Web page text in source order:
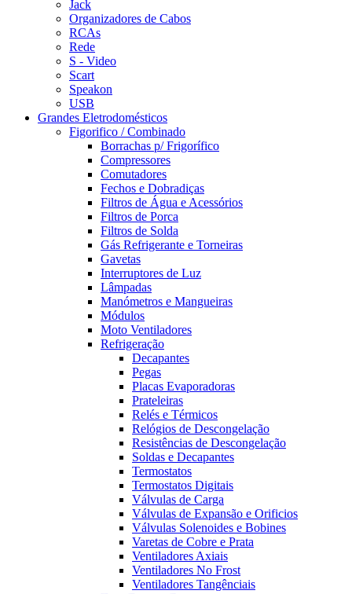
Jack
Organizadores de Cabos
RCAs
Rede
S - Video
Scart
Speakon
USB
Grandes Eletrodomésticos
Figorifico / Combinado
Borrachas p/ Frigorífico
Compressores
Comutadores
Fechos e Dobradiças
Filtros de Água e Acessórios
Filtros de Porca
Filtros de Solda
Gás Refrigerante e Torneiras
Gavetas
Interruptores de Luz
Lâmpadas
Manómetros e Mangueiras
Módulos
Moto Ventiladores
Refrigeração
Decapantes
Pegas
Placas Evaporadoras
Prateleiras
Relés e Térmicos
Relógios de Descongelação
Resistências de Descongelação
Soldas e Decapantes
Termostatos
Termostatos Digitais
Válvulas de Carga
Válvulas de Expansão e Orificios
Válvulas Solenoides e Bobines
Varetas de Cobre e Prata
Ventiladores Axiais
Ventiladores No Frost
Ventiladores Tangênciais